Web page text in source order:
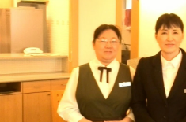
河内エリア
鳥取エリア
岡山エリア
山口エリア